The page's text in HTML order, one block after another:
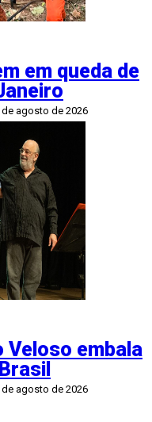
em queda de
de agosto de 2026
Veloso embala
de agosto de 2026